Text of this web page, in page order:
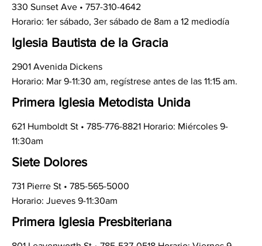
330 Sunset Ave • 757-310-4642
Horario: 1er sábado, 3er sábado de 8am a 12 mediodía
Iglesia Bautista de la Gracia
2901 Avenida Dickens
Horario: Mar 9-11:30 am, regístrese antes de las 11:15 am.
Primera Iglesia Metodista Unida
621 Humboldt St • 785-776-8821 Horario: Miércoles 9-
11:30am
Siete Dolores
731 Pierre St • 785-565-5000
Horario: Jueves 9-11:30am
Primera Iglesia Presbiteriana